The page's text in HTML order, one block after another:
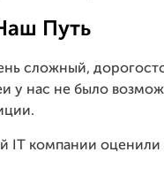
Путь
сложный,
у нас не было
IT компании оценили